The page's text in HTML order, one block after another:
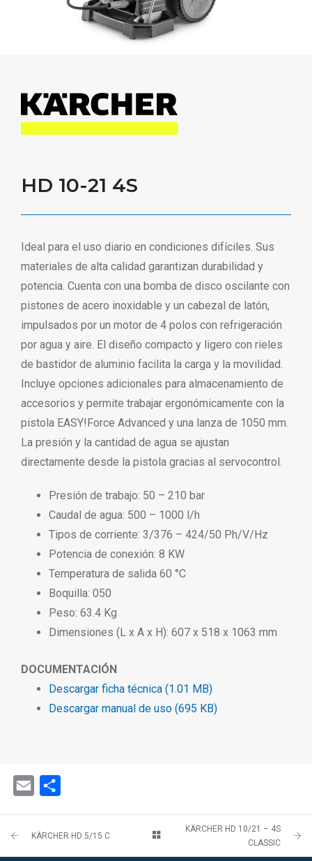
HD 10-21 4S
Ideal para el uso diario en condiciones difíciles. Sus
materiales de alta calidad garantizan durabilidad y
potencia. Cuenta con una bomba de disco oscilante con
pistones de acero inoxidable y un cabezal de latón,
impulsados por un motor de 4 polos con refrigeración
por agua y aire. El diseño compacto y ligero con rieles
de bastidor de aluminio facilita la carga y la movilidad.
Incluye opciones adicionales para almacenamiento de
accesorios y permite trabajar ergonómicamente con la
pistola EASY!Force Advanced y una lanza de 1050 mm.
La presión y la cantidad de agua se ajustan
directamente desde la pistola gracias al servocontrol.
Presión de trabajo: 50 – 210 bar
Caudal de agua: 500 – 1000 l/h
Tipos de corriente: 3/376 – 424/50 Ph/V/Hz
Potencia de conexión: 8 KW
Temperatura de salida 60 °C
Boquilla: 050
Peso: 63.4 Kg
Dimensiones (L x A x H): 607 x 518 x 1063 mm
DOCUMENTACIÓN
Descargar ficha técnica (1.01 MB)
Descargar manual de uso (695 KB)
Email
KÄRCHER HD 5/15 C
KÄRCHER HD 10/21 – 4S
CLASSIC